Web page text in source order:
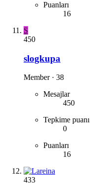
Puanları
16
S
450
slogkupa
Member · 38
Mesajlar
450
Tepkime puanı
0
Puanları
16
433